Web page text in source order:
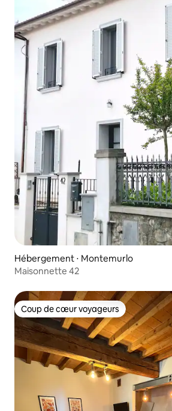
Hébergement ⋅ Montemurlo
Maisonnette 42
Coup de cœur voyageurs
Coup de cœur voyageurs